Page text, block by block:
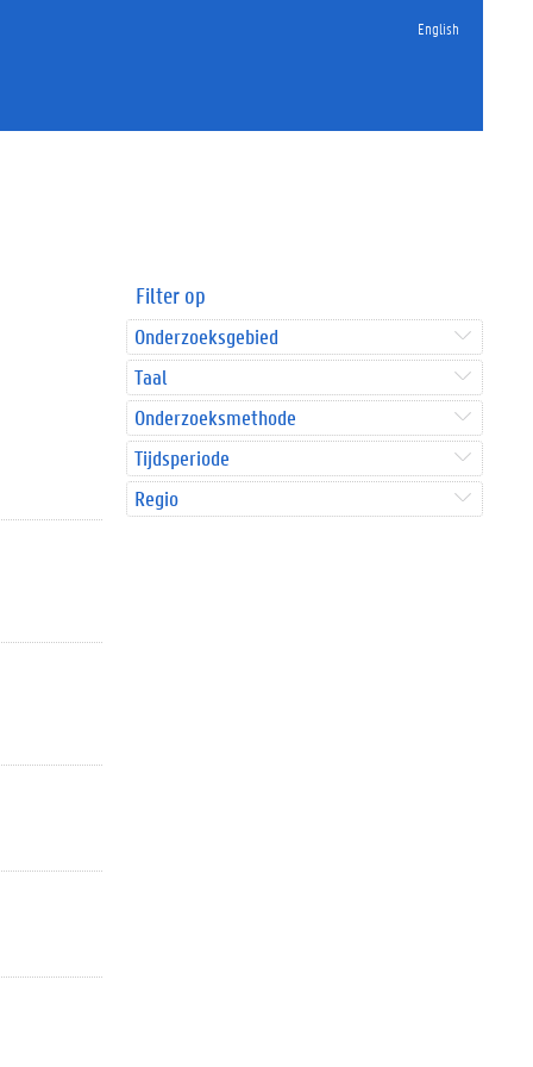
English
Filter op
Onderzoeksgebied
Taal
Onderzoeksmethode
Tijdsperiode
Regio